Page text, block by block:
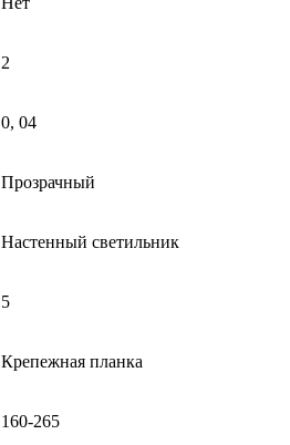
2
0, 04
Прозрачный
Настенный светильник
5
Крепежная планка
160-265